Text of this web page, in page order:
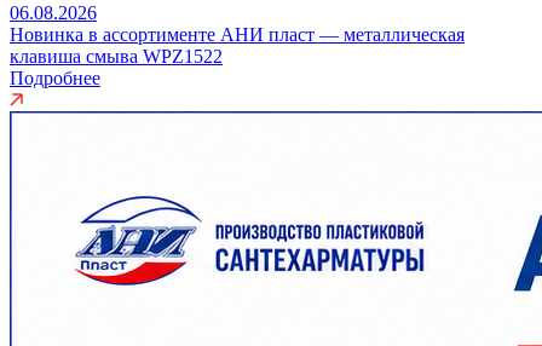
06.08.2026
Новинка в ассортименте АНИ пласт — металлическая
клавиша смыва WPZ1522
Подробнее